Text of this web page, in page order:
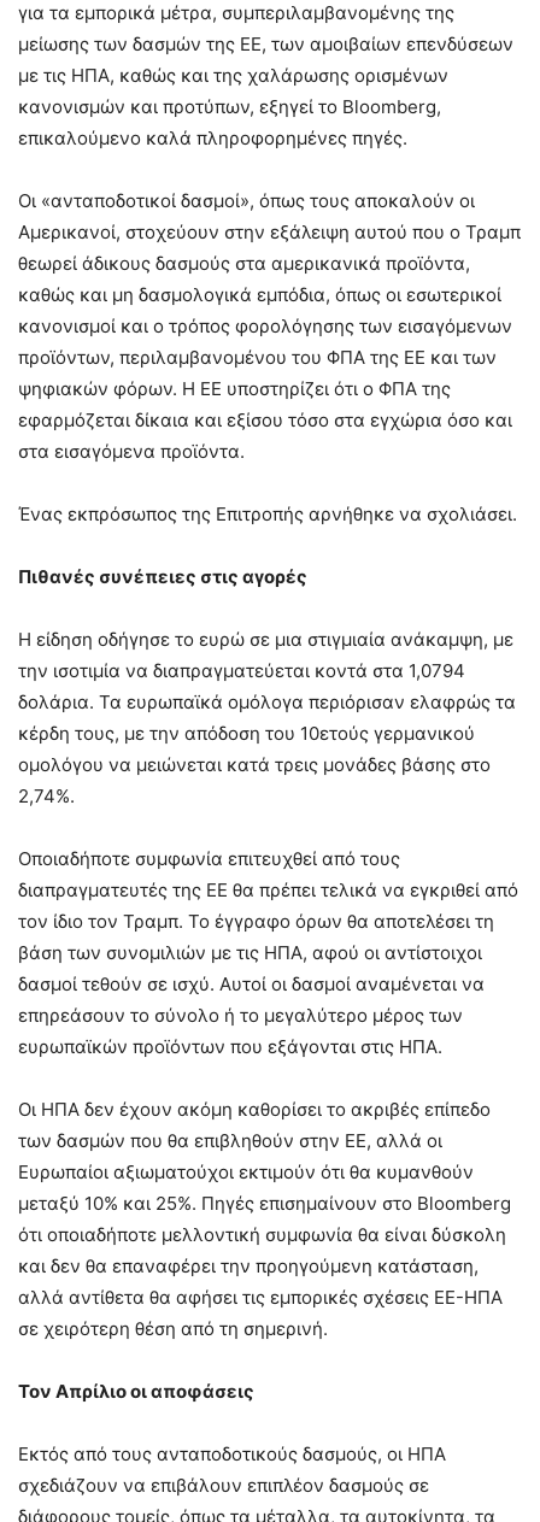
για τα εμπορικά μέτρα, συμπεριλαμβανομένης της
μείωσης των δασμών της ΕΕ, των αμοιβαίων επενδύσεων
με τις ΗΠΑ, καθώς και της χαλάρωσης ορισμένων
κανονισμών και προτύπων, εξηγεί το Bloomberg,
επικαλούμενο καλά πληροφορημένες πηγές.
Οι «ανταποδοτικοί δασμοί», όπως τους αποκαλούν οι
Αμερικανοί, στοχεύουν στην εξάλειψη αυτού που ο Τραμπ
θεωρεί άδικους δασμούς στα αμερικανικά προϊόντα,
καθώς και μη δασμολογικά εμπόδια, όπως οι εσωτερικοί
κανονισμοί και ο τρόπος φορολόγησης των εισαγόμενων
προϊόντων, περιλαμβανομένου του ΦΠΑ της ΕΕ και των
ψηφιακών φόρων. Η ΕΕ υποστηρίζει ότι ο ΦΠΑ της
εφαρμόζεται δίκαια και εξίσου τόσο στα εγχώρια όσο και
στα εισαγόμενα προϊόντα.
Ένας εκπρόσωπος της Επιτροπής αρνήθηκε να σχολιάσει.
Πιθανές συνέπειες στις αγορές
Η είδηση οδήγησε το ευρώ σε μια στιγμιαία ανάκαμψη, με
την ισοτιμία να διαπραγματεύεται κοντά στα 1,0794
δολάρια. Τα ευρωπαϊκά ομόλογα περιόρισαν ελαφρώς τα
κέρδη τους, με την απόδοση του 10ετούς γερμανικού
ομολόγου να μειώνεται κατά τρεις μονάδες βάσης στο
2,74%.
Οποιαδήποτε συμφωνία επιτευχθεί από τους
διαπραγματευτές της ΕΕ θα πρέπει τελικά να εγκριθεί από
τον ίδιο τον Τραμπ. Το έγγραφο όρων θα αποτελέσει τη
βάση των συνομιλιών με τις ΗΠΑ, αφού οι αντίστοιχοι
δασμοί τεθούν σε ισχύ. Αυτοί οι δασμοί αναμένεται να
επηρεάσουν το σύνολο ή το μεγαλύτερο μέρος των
ευρωπαϊκών προϊόντων που εξάγονται στις ΗΠΑ.
Οι ΗΠΑ δεν έχουν ακόμη καθορίσει το ακριβές επίπεδο
των δασμών που θα επιβληθούν στην ΕΕ, αλλά οι
Ευρωπαίοι αξιωματούχοι εκτιμούν ότι θα κυμανθούν
μεταξύ 10% και 25%. Πηγές επισημαίνουν στο Bloomberg
ότι οποιαδήποτε μελλοντική συμφωνία θα είναι δύσκολη
και δεν θα επαναφέρει την προηγούμενη κατάσταση,
αλλά αντίθετα θα αφήσει τις εμπορικές σχέσεις ΕΕ-ΗΠΑ
σε χειρότερη θέση από τη σημερινή.
Τον Απρίλιο οι αποφάσεις
Εκτός από τους ανταποδοτικούς δασμούς, οι ΗΠΑ
σχεδιάζουν να επιβάλουν επιπλέον δασμούς σε
διάφορους τομείς, όπως τα μέταλλα, τα αυτοκίνητα, τα